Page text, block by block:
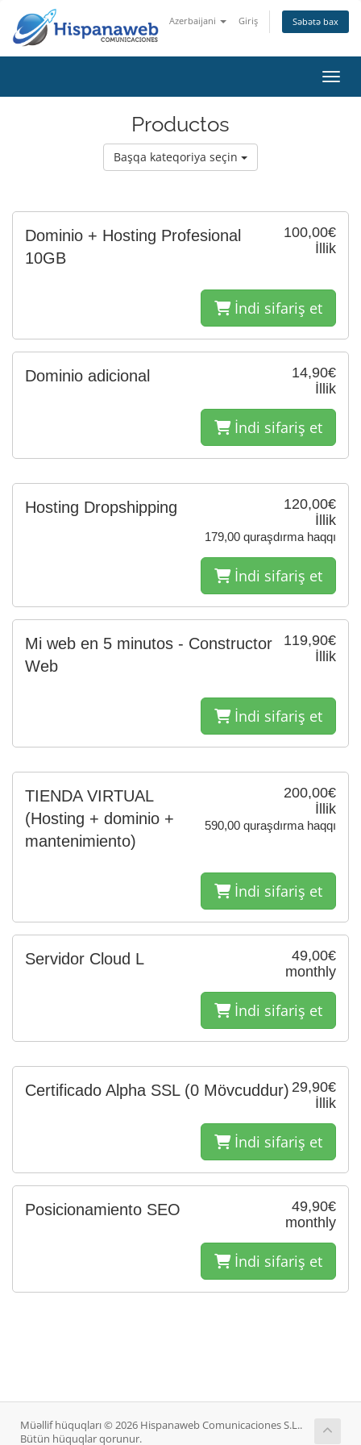
Azerbaijani Giriş Səbətə bax
Productos
Başqa kateqoriya seçin
100,00€
İllik
Dominio + Hosting Profesional
10GB
İndi sifariş et
14,90€
İllik
Dominio adicional
İndi sifariş et
120,00€
İllik
179,00 quraşdırma haqqı
Hosting Dropshipping
İndi sifariş et
119,90€
İllik
Mi web en 5 minutos - Constructor
Web
İndi sifariş et
200,00€
İllik
590,00 quraşdırma haqqı
TIENDA VIRTUAL
(Hosting + dominio +
mantenimiento)
İndi sifariş et
49,00€
monthly
Servidor Cloud L
İndi sifariş et
29,90€
İllik
Certificado Alpha SSL (0 Mövcuddur)
İndi sifariş et
49,90€
monthly
Posicionamiento SEO
İndi sifariş et
Müəllif hüquqları © 2026 Hispanaweb Comunicaciones S.L..
Bütün hüquqlar qorunur.